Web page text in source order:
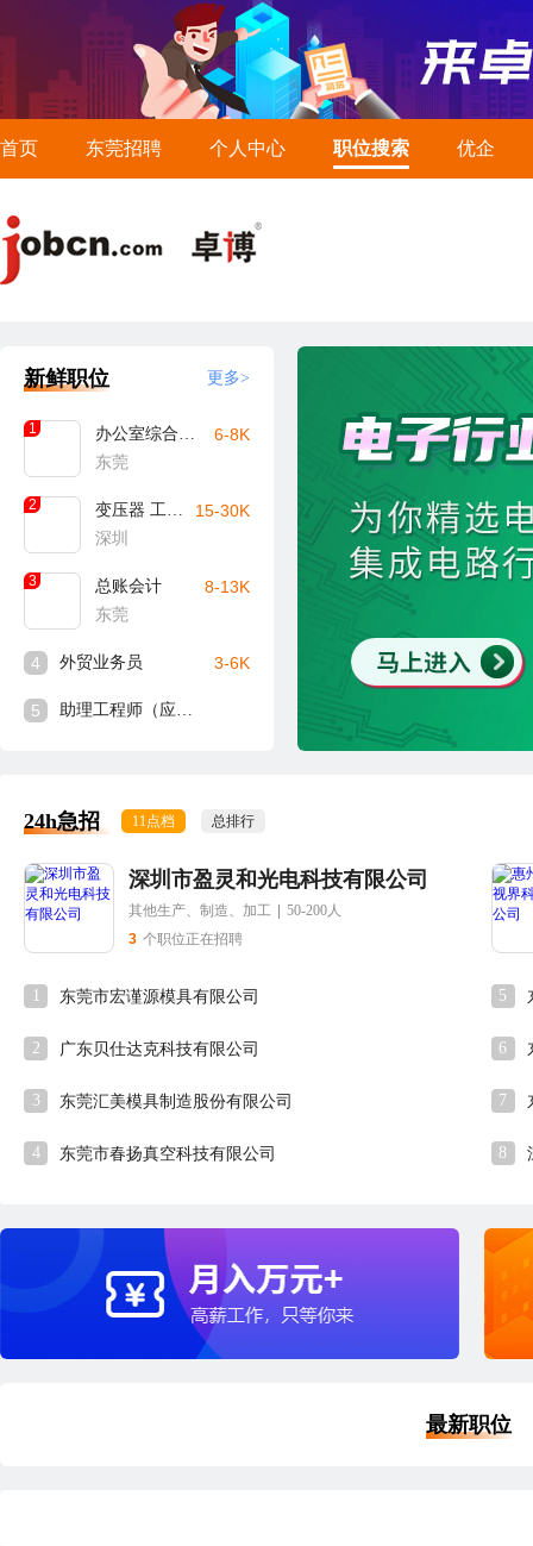
首页 东莞招聘 个人中心 职位搜索 优企
新鲜职位 更多>
1
办公室综合文员
东莞
6-8K
2
变压器 工艺工程师
深圳
15-30K
3
总账会计
东莞
8-13K
4 外贸业务员 3-6K
5 助理工程师（应届生可入）
24h急招 11点档 总排行
深圳市盈灵和光电科技有限公司
其他生产、制造、加工
50-200人
3 个职位正在招聘
1 东莞市宏谨源模具有限公司
2 广东贝仕达克科技有限公司
3 东莞汇美模具制造股份有限公司
4 东莞市春扬真空科技有限公司
5
6
7
8
最新职位